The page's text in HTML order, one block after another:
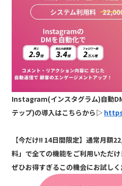
Instagram(インスタグラム)自動
テップ)の導入はこちらから▷
【今だけ!! 14日間限定】通常月額
料」で全ての機能をご利用いただ
ぜひお得すぎるこの機会にお試しく